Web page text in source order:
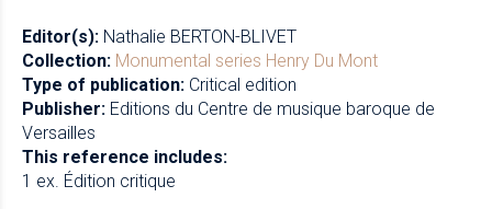
Editor(s): Nathalie BERTON-BLIVET
Collection: Monumental series Henry Du Mont
Type of publication: Critical edition
Publisher: Editions du Centre de musique baroque de
Versailles
This reference includes:
1 ex. Édition critique